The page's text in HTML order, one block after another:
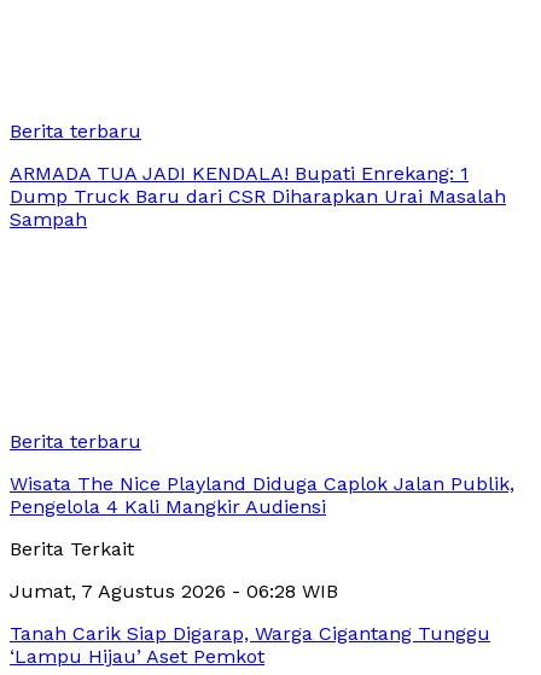
Berita terbaru
ARMADA TUA JADI KENDALA! Bupati Enrekang: 1
Dump Truck Baru dari CSR Diharapkan Urai Masalah
Sampah
Berita terbaru
Wisata The Nice Playland Diduga Caplok Jalan Publik,
Pengelola 4 Kali Mangkir Audiensi
Berita Terkait
Jumat, 7 Agustus 2026 - 06:28 WIB
Tanah Carik Siap Digarap, Warga Cigantang Tunggu
‘Lampu Hijau’ Aset Pemkot